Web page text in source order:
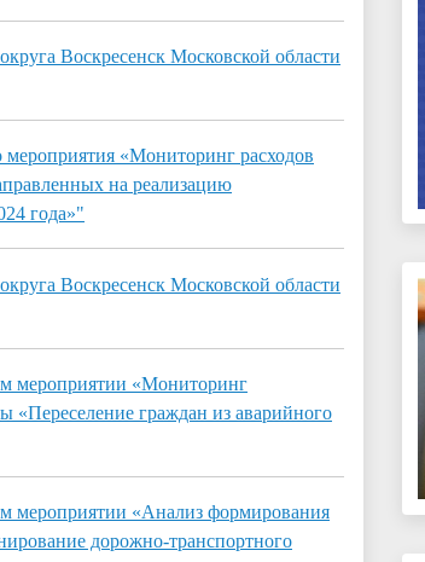
Воскресенск Московской области
мероприятия «Мониторинг расходов
на реализацию
года»"
Воскресенск Московской области
мероприятии «Мониторинг
«Переселение граждан из аварийного
мероприятии «Анализ формирования
дорожно-транспортного